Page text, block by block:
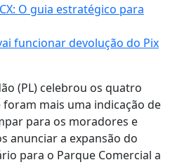
O guia estratégico para
funcionar devolução do Pix
(PL) celebrou os quatro
mais uma indicação de
para os moradores e
anunciar a expansão do
para o Parque Comercial a